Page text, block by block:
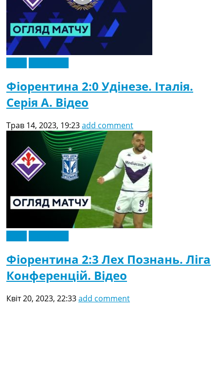
Фіорентина 2:0 Удінезе. Італія.
Серія A. Відео
Трав 14, 2023, 19:23add comment
Фіорентина 2:3 Лех Познань. Ліга
Конференцій. Відео
Квіт 20, 2023, 22:33add comment